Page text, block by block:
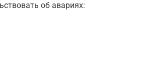
об авариях: